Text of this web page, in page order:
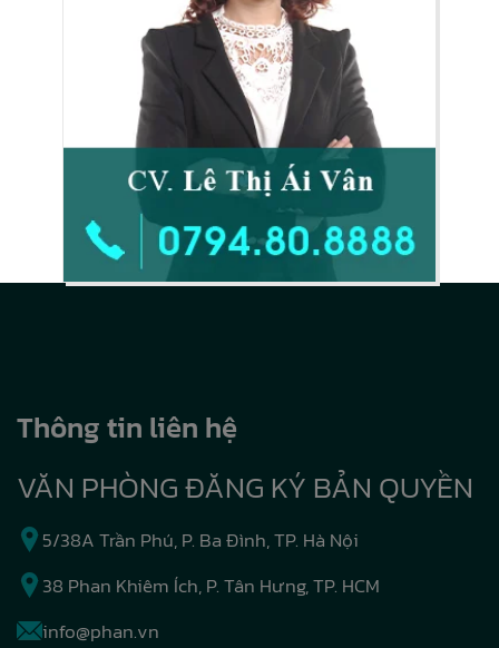
Thông tin liên hệ
VĂN PHÒNG ĐĂNG KÝ BẢN QUYỀN
5/38A Trần Phú, P. Ba Đình, TP. Hà Nội
38 Phan Khiêm Ích, P. Tân Hưng, TP. HCM
info@phan.vn